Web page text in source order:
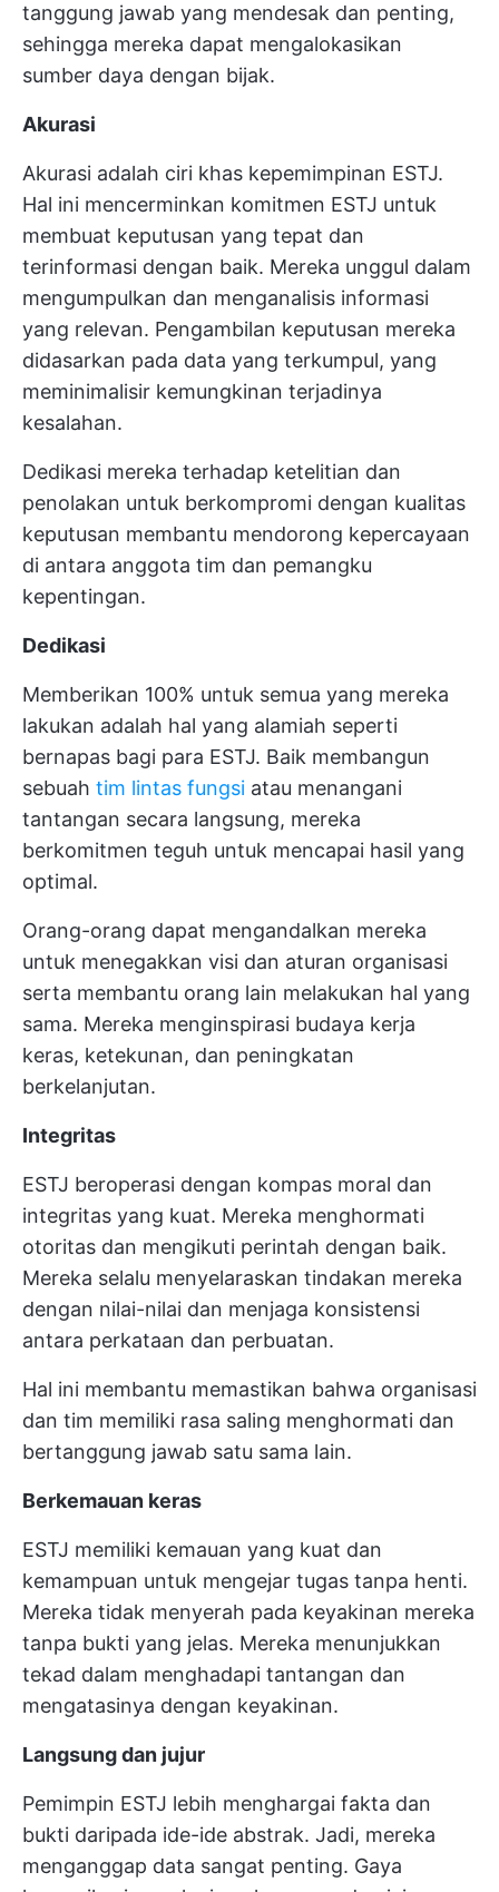
tanggung jawab yang mendesak dan penting,
sehingga mereka dapat mengalokasikan
sumber daya dengan bijak.
Akurasi
Akurasi adalah ciri khas kepemimpinan ESTJ.
Hal ini mencerminkan komitmen ESTJ untuk
membuat keputusan yang tepat dan
terinformasi dengan baik. Mereka unggul dalam
mengumpulkan dan menganalisis informasi
yang relevan. Pengambilan keputusan mereka
didasarkan pada data yang terkumpul, yang
meminimalisir kemungkinan terjadinya
kesalahan.
Dedikasi mereka terhadap ketelitian dan
penolakan untuk berkompromi dengan kualitas
keputusan membantu mendorong kepercayaan
di antara anggota tim dan pemangku
kepentingan.
Dedikasi
Memberikan 100% untuk semua yang mereka
lakukan adalah hal yang alamiah seperti
bernapas bagi para ESTJ. Baik membangun
sebuah tim lintas fungsi atau menangani
tantangan secara langsung, mereka
berkomitmen teguh untuk mencapai hasil yang
optimal.
Orang-orang dapat mengandalkan mereka
untuk menegakkan visi dan aturan organisasi
serta membantu orang lain melakukan hal yang
sama. Mereka menginspirasi budaya kerja
keras, ketekunan, dan peningkatan
berkelanjutan.
Integritas
ESTJ beroperasi dengan kompas moral dan
integritas yang kuat. Mereka menghormati
otoritas dan mengikuti perintah dengan baik.
Mereka selalu menyelaraskan tindakan mereka
dengan nilai-nilai dan menjaga konsistensi
antara perkataan dan perbuatan.
Hal ini membantu memastikan bahwa organisasi
dan tim memiliki rasa saling menghormati dan
bertanggung jawab satu sama lain.
Berkemauan keras
ESTJ memiliki kemauan yang kuat dan
kemampuan untuk mengejar tugas tanpa henti.
Mereka tidak menyerah pada keyakinan mereka
tanpa bukti yang jelas. Mereka menunjukkan
tekad dalam menghadapi tantangan dan
mengatasinya dengan keyakinan.
Langsung dan jujur
Pemimpin ESTJ lebih menghargai fakta dan
bukti daripada ide-ide abstrak. Jadi, mereka
menganggap data sangat penting. Gaya